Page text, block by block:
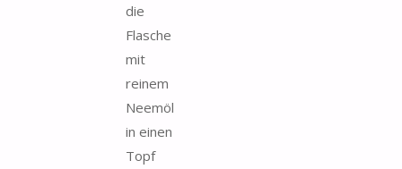
die
Flasche
mit
reinem
Neemöl
in einen
Topf